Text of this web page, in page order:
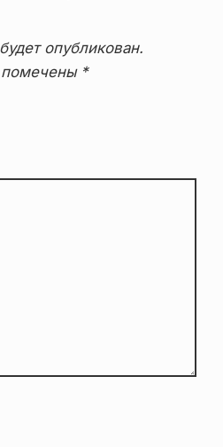
опубликован.
помечены *